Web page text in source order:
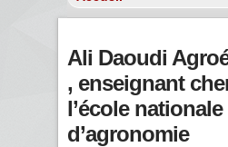
Ali Daoudi
, enseignant
l’école
d’agronomie